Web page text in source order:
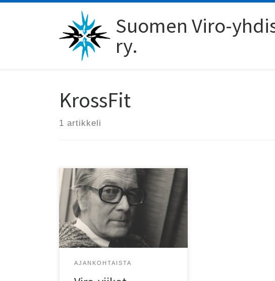
Suomen Viro-
ry.
KrossFit
1 artikkeli
Tampere-Tartto-seuran
perinteiset Viro-viikot täyttävät
30 vuotta. Lokakuu onkin
Tampereella Virokuu!
AJANKOHTAISTA